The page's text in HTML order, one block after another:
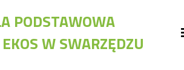
PODSTAWOWA
W SWARZĘDZU